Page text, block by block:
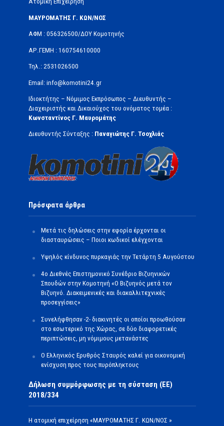
ΜΑΥΡΟΜΑΤΗΣ Γ. ΚΩΝ/ΝΟΣ
ΑΦΜ : 056326500/ΔOΥ Κομοτηνής
ΑΡ.ΓΕΜΗ : 160754610000
Τηλ.: 2531026500
Email: info@komotini24.gr
Ιδιοκτήτης – Νόμιμος Εκπρόσωπος – Διευθυντής –
Διαχειριστής και Δικαιούχος του ονόματος τομέα :
Κωνσταντίνος Γ. Μαυρομάτης
Διευθυντής Σύνταξης : Παναγιώτης Γ. Τσοχλιάς
Πρόσφατα άρθρα
Μετά τις δηλώσεις στην εφορία έρχονται οι
διασταυρώσεις – Ποιοι κωδικοί ελέγχονται
Υψηλός κίνδυνος πυρκαγιάς την Τετάρτη 5 Αυγούστου
4ο Διεθνές Επιστημονικό Συνέδριο Βιζυηνικών
Σπουδών στην Κομοτηνή «Ο Βιζυηνός μετά τον
Βιζυηνό. Διακειμενικές και διακαλλιτεχνικές
προσεγγίσεις»
Συνελήφθησαν -2- διακινητές οι οποίοι προωθούσαν
στο εσωτερικό της Χώρας, σε δύο διαφορετικές
περιπτώσεις, μη νόμιμους μετανάστες
O Ελληνικός Ερυθρός Σταυρός καλεί για οικονομική
ενίσχυση προς τους πυρόπληκτους
Δήλωση συμμόρφωσης με τη σύσταση (ΕΕ)
2018/334
Η ατομική επιχείρηση «ΜΑΥΡΟΜΑΤΗΣ Γ. ΚΩΝ/ΝΟΣ »